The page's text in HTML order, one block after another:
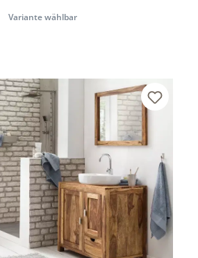
Variante wählbar